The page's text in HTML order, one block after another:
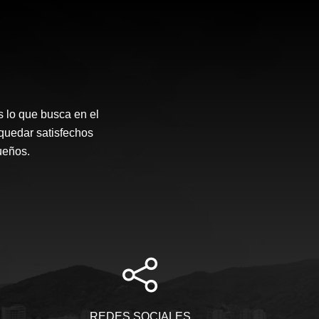
lo que busca en el
satisfechos
REDES SOCIALES